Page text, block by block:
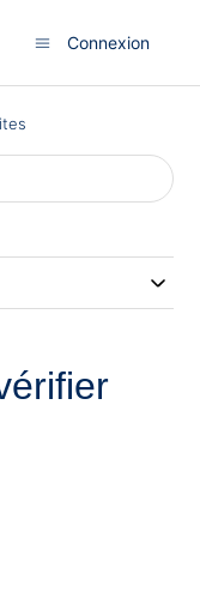
Connexion